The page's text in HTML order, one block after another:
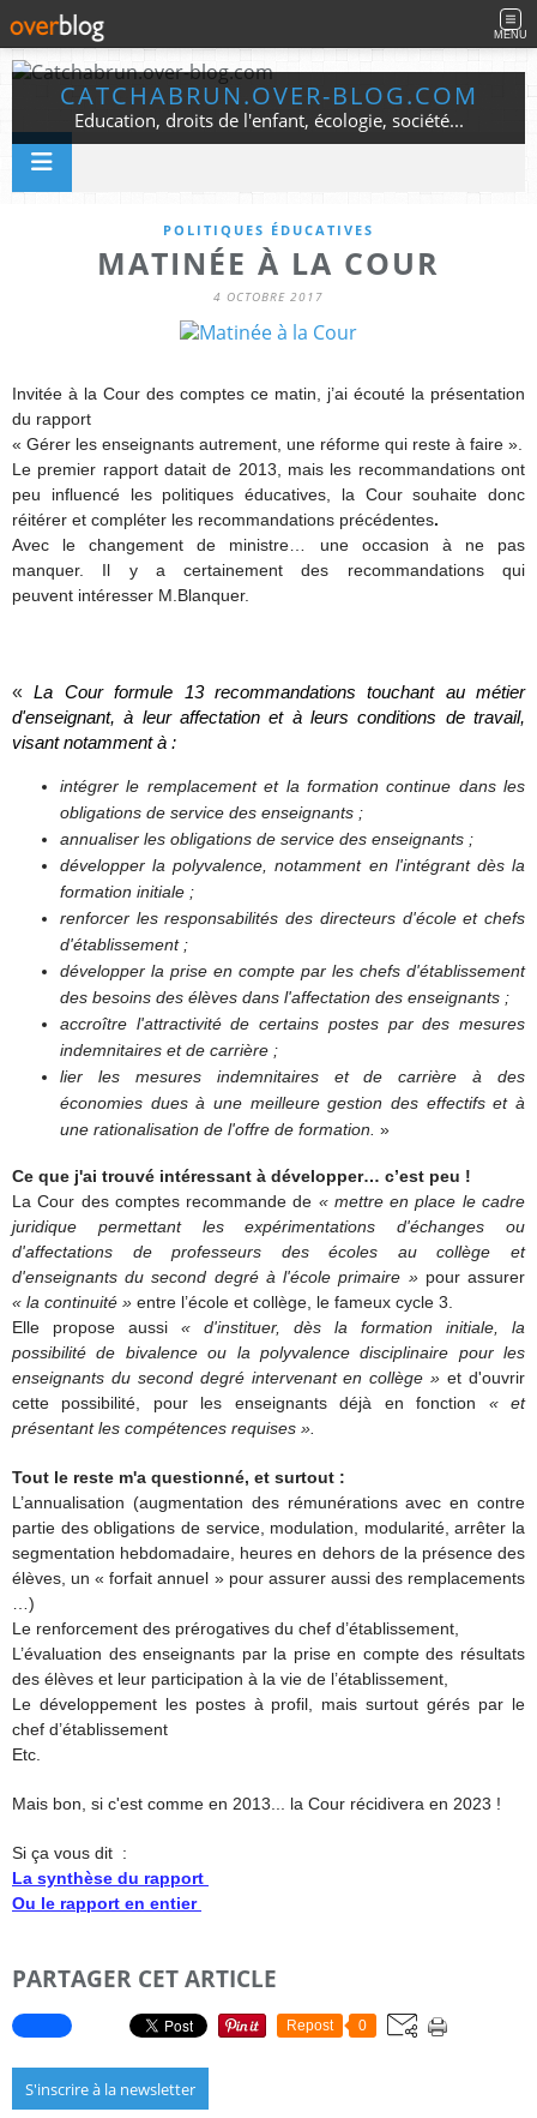
MENU
CATCHABRUN.OVER-BLOG.COM
Education, droits de l'enfant, écologie, société...
POLITIQUES ÉDUCATIVES
MATINÉE À LA COUR
4 OCTOBRE 2017
Invitée à la Cour des comptes ce matin, j’ai écouté la présentation
du rapport
« Gérer les enseignants autrement, une réforme qui reste à faire ».
Le premier rapport datait de 2013, mais les recommandations ont
peu influencé les politiques éducatives, la Cour souhaite donc
réitérer et compléter les recommandations précédentes.
Avec le changement de ministre… une occasion à ne pas
manquer. Il y a certainement des recommandations qui
peuvent intéresser M.Blanquer.
«La Cour formule 13 recommandations touchant au métier
d'enseignant, à leur affectation et à leurs conditions de travail,
visant notamment à :
intégrer le remplacement et la formation continue dans les
obligations de service des enseignants ;
annualiser les obligations de service des enseignants ;
développer la polyvalence, notamment en l'intégrant dès la
formation initiale ;
renforcer les responsabilités des directeurs d'école et chefs
d'établissement ;
développer la prise en compte par les chefs d'établissement
des besoins des élèves dans l'affectation des enseignants ;
accroître l'attractivité de certains postes par des mesures
indemnitaires et de carrière ;
lier les mesures indemnitaires et de carrière à des
économies dues à une meilleure gestion des effectifs et à
une rationalisation de l'offre de formation. »
Ce que j'ai trouvé intéressant à développer… c’est peu !
La Cour des comptes recommande de « mettre en place le cadre
juridique permettant les expérimentations d'échanges ou
d'affectations de professeurs des écoles au collège et
d'enseignants du second degré à l'école primaire »pour assurer
« la continuité » entre l’école et collège, le fameux cycle 3.
Elle propose aussi « d'instituer, dès la formation initiale, la
possibilité de bivalence ou la polyvalence disciplinaire pour les
enseignants du second degré intervenant en collège » et d'ouvrir
cette possibilité, pour les enseignants déjà en fonction « et
présentant les compétences requises ».
Tout le reste m'a questionné, et surtout :
L’annualisation (augmentation des rémunérations avec en contre
partie des obligations de service, modulation, modularité, arrêter la
segmentation hebdomadaire, heures en dehors de la présence des
élèves, un« forfait annuel » pour assurer aussi des remplacements
…)
Le renforcement des prérogatives du chef d’établissement,
L’évaluation des enseignants par la prise en compte des résultats
des élèves et leur participation à la vie de l’établissement,
Le développement les postes à profil, mais surtout gérés par le
chef d’établissement
Etc.
Mais bon, si c'est comme en 2013... la Cour récidivera en 2023 !
Si ça vous dit :
La synthèse du rapport
Ou le rapport en entier
PARTAGER CET ARTICLE
Repost 0
S'inscrire à la newsletter